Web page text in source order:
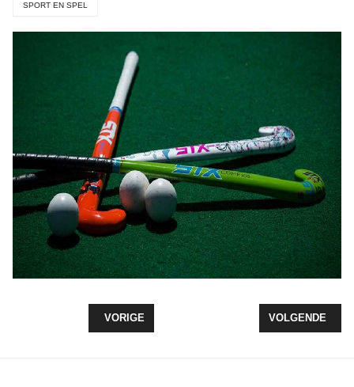
SPORT EN SPEL
VORIG ARTIKEL: ONDERTEKENING
VORIGE VOLGENDE
VOLGENDE